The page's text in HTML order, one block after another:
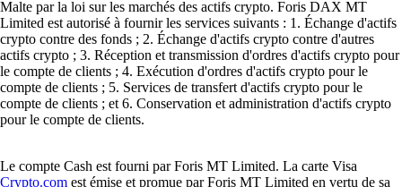
Malte par la loi sur les marchés des actifs crypto. Foris DAX MT
Limited est autorisé à fournir les services suivants : 1. Échange d'actifs
crypto contre des fonds ; 2. Échange d'actifs crypto contre d'autres
actifs crypto ; 3. Réception et transmission d'ordres d'actifs crypto pour
le compte de clients ; 4. Exécution d'ordres d'actifs crypto pour le
compte de clients ; 5. Services de transfert d'actifs crypto pour le
compte de clients ; et 6. Conservation et administration d'actifs crypto
pour le compte de clients.
Le compte Cash est fourni par Foris MT Limited. La carte Visa
Crypto.com est émise et promue par Foris MT Limited en vertu de sa